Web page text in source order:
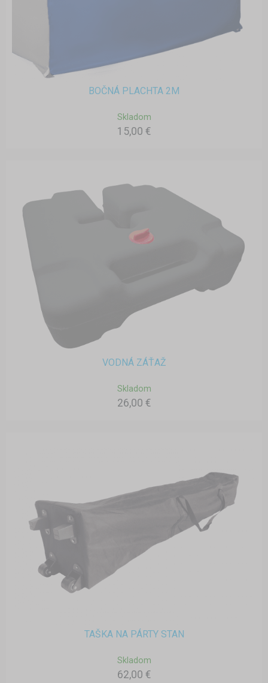
BOČNÁ PLACHTA 2M
Skladom
15,00 €
VODNÁ ZÁŤAŽ
Skladom
26,00 €
TAŠKA NA PÁRTY STAN
Skladom
62,00 €